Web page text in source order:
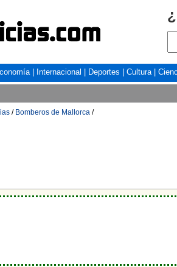
| Internacional Deportes Cultura|
/ Bomberos de Mallorca /